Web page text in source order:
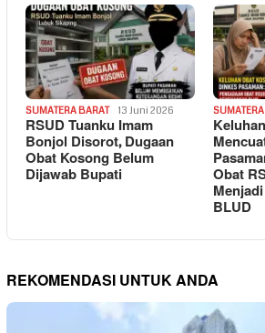
SUMATERA BARAT 13 Juni 2026
RSUD Tuanku Imam
Bonjol Disorot, Dugaan
Obat Kosong Belum
Dijawab Bupati Obat
BLUD
REKOMENDASI UNTUK ANDA